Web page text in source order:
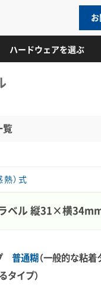
お
ハードウェアを選ぶ
ベル 縦31×横34mm
普通糊 （一般的な粘着
タイプ）
覧
熱）式